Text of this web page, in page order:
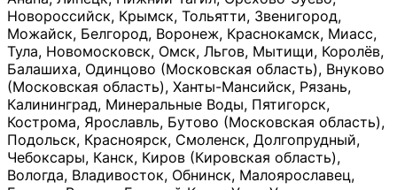
Новороссийск, Крымск, Тольятти, Звенигород,
Можайск, Белгород, Воронеж, Краснокамск, Миасс,
Тула, Новомосковск, Омск, Льгов, Мытищи, Королёв,
Балашиха, Одинцово (Московская область), Внуково
(Московская область), Ханты-Мансийск, Рязань,
Калининград, Минеральные Воды, Пятигорск,
Кострома, Ярославль, Бутово (Московская область),
Подольск, Красноярск, Смоленск, Долгопрудный,
Чебоксары, Канск, Киров (Кировская область),
Вологда, Владивосток, Обнинск, Малоярославец,